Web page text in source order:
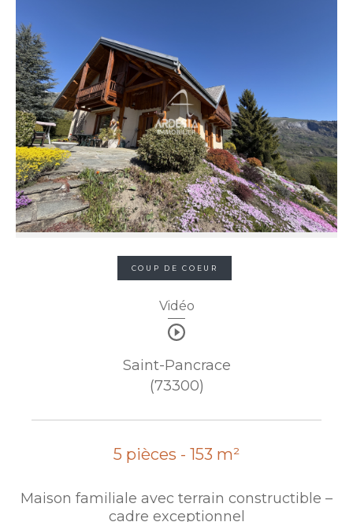
COUP DE COEUR
Vidéo
Saint-Pancrace
(73300)
5 pièces - 153 m²
Maison familiale avec terrain constructible –
cadre exceptionnel